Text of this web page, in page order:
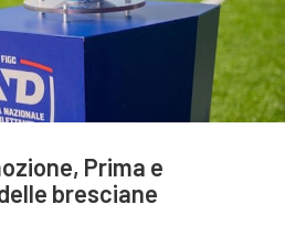
Prima e
bresciane